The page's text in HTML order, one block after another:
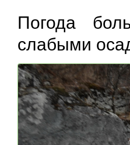
Погода
слабыми